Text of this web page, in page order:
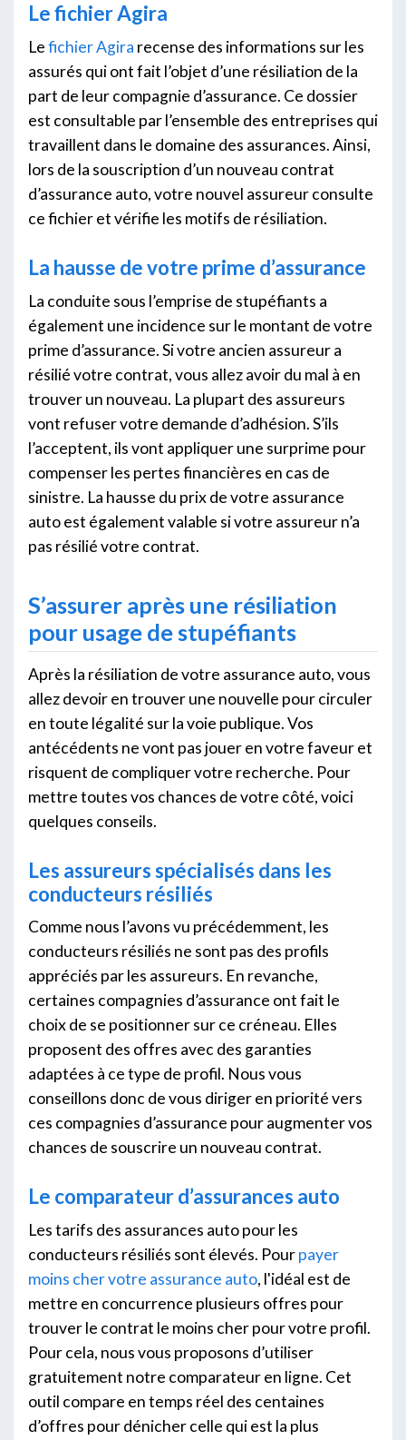
Le fichier Agira
Lefichier Agira recense des informations sur les
assurés qui ont fait l’objet d’une résiliation de la
part de leur compagnie d’assurance. Ce dossier
est consultable par l’ensemble des entreprises qui
travaillent dans le domaine des assurances. Ainsi,
lors de la souscription d’un nouveau contrat
d’assurance auto, votre nouvel assureur consulte
ce fichier et vérifie les motifs de résiliation.
La hausse de votre prime d’assurance
La conduite sous l’emprise de stupéfiants a
également une incidence sur le montant de votre
prime d’assurance. Si votre ancien assureur a
résilié votre contrat, vous allez avoir du mal à en
trouver un nouveau. La plupart des assureurs
vont refuser votre demande d’adhésion. S’ils
l’acceptent, ils vont appliquer une surprime pour
compenser les pertes financières en cas de
sinistre. La hausse du prix de votre assurance
auto est également valable si votre assureur n’a
pas résilié votre contrat.
S’assurer après une résiliation
pour usage de stupéfiants
Après la résiliation de votre assurance auto, vous
allez devoir en trouver une nouvelle pour circuler
en toute légalité sur la voie publique. Vos
antécédents ne vont pas jouer en votre faveur et
risquent de compliquer votre recherche. Pour
mettre toutes vos chances de votre côté, voici
quelques conseils.
Les assureurs spécialisés dans les
conducteurs résiliés
Comme nous l’avons vu précédemment, les
conducteurs résiliés ne sont pas des profils
appréciés par les assureurs. En revanche,
certaines compagnies d’assurance ont fait le
choix de se positionner sur ce créneau. Elles
proposent des offres avec des garanties
adaptées à ce type de profil. Nous vous
conseillons donc de vous diriger en priorité vers
ces compagnies d’assurance pour augmenter vos
chances de souscrire un nouveau contrat.
Le comparateur d’assurances auto
Les tarifs des assurances auto pour les
conducteurs résiliés sont élevés. Pourpayer
moins cher votre assurance auto, l'idéal est de
mettre en concurrence plusieurs offres pour
trouver le contrat le moins cher pour votre profil.
Pour cela, nous vous proposons d’utiliser
gratuitement notre comparateur en ligne. Cet
outil compare en temps réel des centaines
d’offres pour dénicher celle qui est la plus